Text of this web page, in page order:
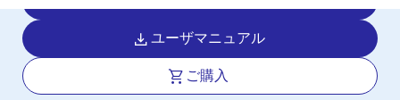
ユーザマニュアル
ご購入